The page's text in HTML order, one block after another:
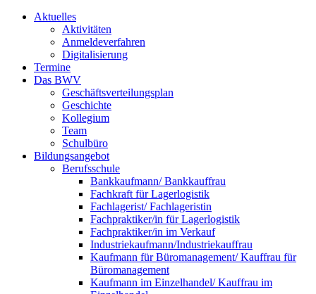
Aktuelles
Aktivitäten
Anmeldeverfahren
Digitalisierung
Termine
Das BWV
Geschäftsverteilungsplan
Geschichte
Kollegium
Team
Schulbüro
Bildungsangebot
Berufsschule
Bankkaufmann/ Bankkauffrau
Fachkraft für Lagerlogistik
Fachlagerist/ Fachlageristin
Fachpraktiker/in für Lagerlogistik
Fachpraktiker/in im Verkauf
Industriekaufmann/Industriekauffrau
Kaufmann für Büromanagement/ Kauffrau für
Büromanagement
Kaufmann im Einzelhandel/ Kauffrau im